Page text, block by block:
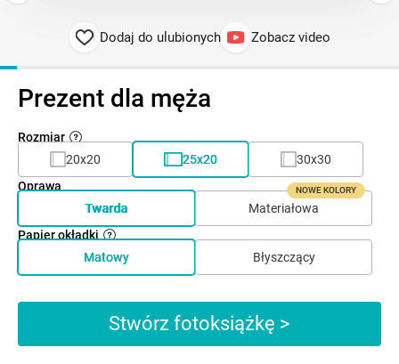
Dodaj do ulubionych Zobacz video
Prezent dla męża
Rozmiar
20x20
25x20
30x30
Oprawa
Twarda
Materiałowa
NOWE KOLORY
Papier okładki
Matowy
Błyszczący
Stwórz fotoksiążkę >